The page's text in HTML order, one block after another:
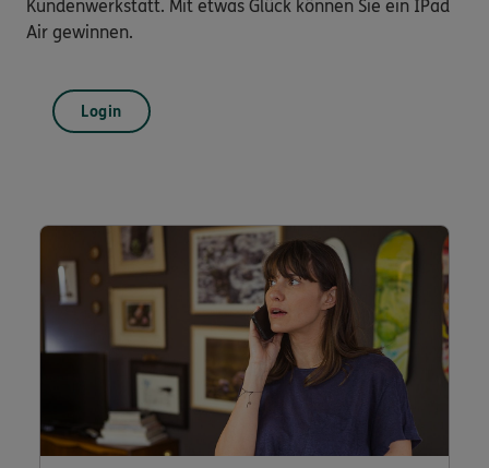
Kundenwerkstatt. Mit etwas Glück können Sie ein IPad
Air gewinnen.
Login